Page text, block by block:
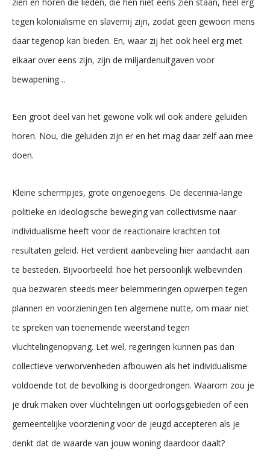
tegen kolonialisme en slavernij zijn, zodat geen gewoon mens
daar tegenop kan bieden. En, waar zij het ook heel erg met
elkaar over eens zijn, zijn de miljardenuitgaven voor
bewapening…
Een groot deel van het gewone volk wil ook andere geluiden
horen. Nou, die geluiden zijn er en het mag daar zelf aan mee
doen.
Kleine schermpjes, grote ongenoegens. De decennia-lange
politieke en ideologische beweging van collectivisme naar
individualisme heeft voor de reactionaire krachten tot
resultaten geleid. Het verdient aanbeveling hier aandacht aan
te besteden. Bijvoorbeeld: hoe het persoonlijk welbevinden
qua bezwaren steeds meer belemmeringen opwerpen tegen
plannen en voorzieningen ten algemene nutte, om maar niet
te spreken van toenemende weerstand tegen
vluchtelingenopvang. Let wel, regeringen kunnen pas dan
collectieve verworvenheden afbouwen als het individualisme
voldoende tot de bevolking is doorgedrongen. Waarom zou je
je druk maken over vluchtelingen uit oorlogsgebieden of een
gemeentelijke voorziening voor de jeugd accepteren als je
denkt dat de waarde van jouw woning daardoor daalt?